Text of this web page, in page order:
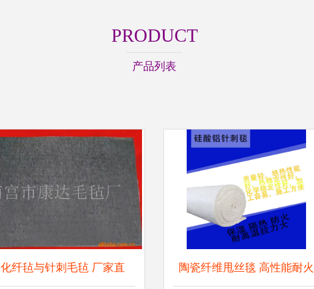
PRODUCT
产品列表
化纤毡与针刺毛毡 厂家直 陶瓷纤维甩丝毯 高性能耐火